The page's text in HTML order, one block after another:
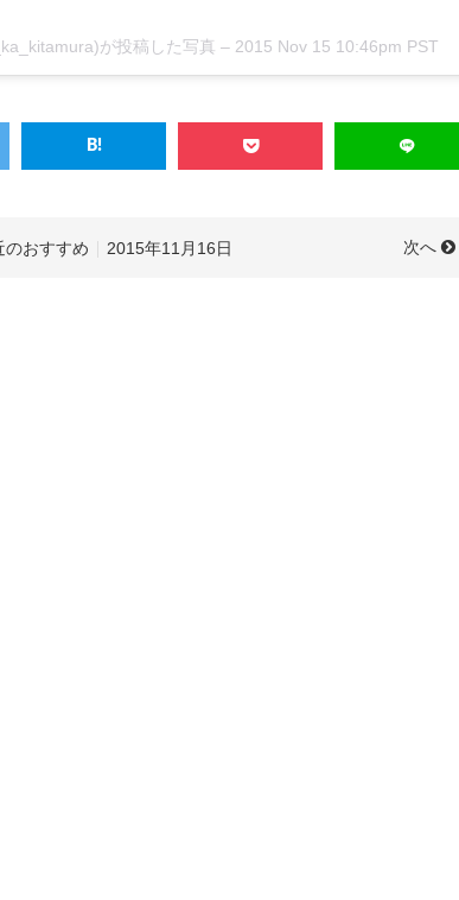
が投稿した写真 – 2015 Nov 15 10:46pm PST
おすすめ 2015年11月16日 次へ